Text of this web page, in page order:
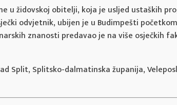
u židovskoj obitelji, koja je usljed ustaških
odvjetnik, ubijen je u Budimpešti
znanosti predavao je na više osječkih
Split, Splitsko-dalmatinska županija,